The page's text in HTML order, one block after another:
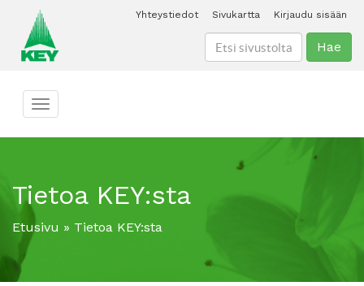
Yhteystiedot Sivukartta Kirjaudu sisään
Hae
Toggle navigation
Tietoa KEY:sta
Etusivu » Tietoa KEY:sta